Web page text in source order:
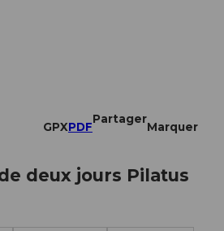
GPXPDF
Partager
Marquer
deux jours Pilatus